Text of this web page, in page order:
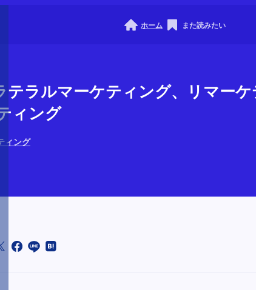
ホーム また読みたい
テラルマーケティング、リマー
ィング
ィング